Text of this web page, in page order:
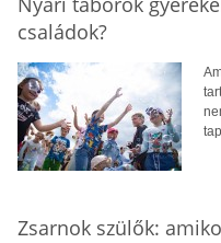
családok?
Zsarnok szülők: